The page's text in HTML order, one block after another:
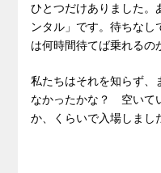
ひとつだけありました。
ンタル」です。待ちなし
は何時間待てば乗れるの
私たちはそれを知らず、
なかったかな？ 空いて
か、くらいで入場しまし